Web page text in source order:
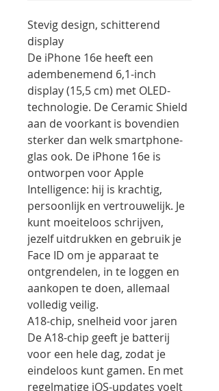
Stevig design, schitterend
display
De iPhone 16e heeft een
adembenemend 6,1-inch
display (15,5 cm) met OLED-
technologie. De Ceramic Shield
aan de voorkant is bovendien
sterker dan welk smartphone-
glas ook. De iPhone 16e is
ontworpen voor Apple
Intelligence: hij is krachtig,
persoonlijk en vertrouwelijk. Je
kunt moeiteloos schrijven,
jezelf uitdrukken en gebruik je
Face ID om je apparaat te
ontgrendelen, in te loggen en
aankopen te doen, allemaal
volledig veilig.
A18-chip, snelheid voor jaren
De A18-chip geeft je batterij
voor een hele dag, zodat je
eindeloos kunt gamen. En met
regelmatige iOS-updates voelt